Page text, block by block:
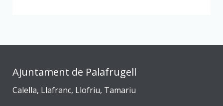
Ajuntament de Palafrugell
Calella, Llafranc, Llofriu, Tamariu